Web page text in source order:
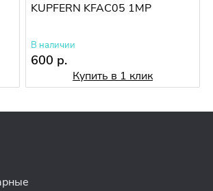
KUPFERN KFAC05 1MP
В наличии
600 р.
Купить в 1 клик